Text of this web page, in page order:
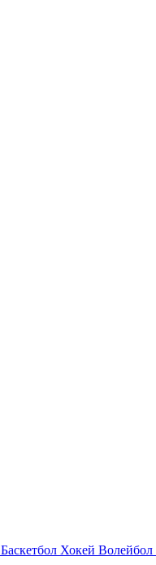
Баскетбол Хокей Волейбол